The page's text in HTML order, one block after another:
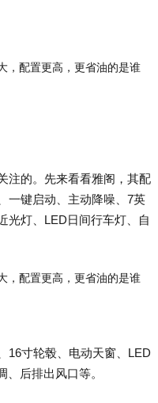
注的。先来看看雅阁，其配
一键启动、主动降噪、7英
光灯、LED日间行车灯、自
16寸轮毂、电动天窗、LED
后排出风口等。